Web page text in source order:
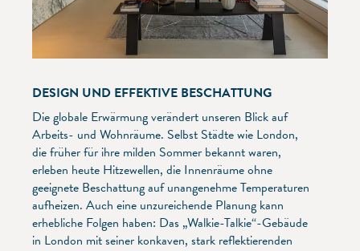
DESIGN UND EFFEKTIVE BESCHATTUNG
Die globale Erwärmung verändert unseren Blick auf
Arbeits- und Wohnräume. Selbst Städte wie London,
die früher für ihre milden Sommer bekannt waren,
erleben heute Hitzewellen, die Innenräume ohne
geeignete Beschattung auf unangenehme Temperaturen
aufheizen. Auch eine unzureichende Planung kann
erhebliche Folgen haben: Das „Walkie-Talkie“-Gebäude
in London mit seiner konkaven, stark reflektierenden